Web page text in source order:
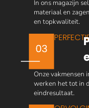
In ons magazijn
materiaal en
en topkwaliteit.
Onze vakmensen
werken het tot in
eindresultaat.